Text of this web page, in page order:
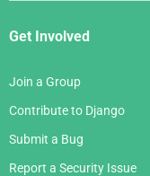
Get Involved
Join a Group
Contribute to Django
Submit a Bug
Report a Security Issue